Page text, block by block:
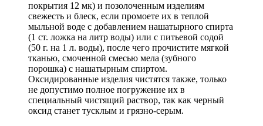
покрытия 12 мк) и позолоченным изделиям
свежесть и блеск, если промоете их в теплой
мыльной воде с добавлением нашатырного спирта
(1 ст. ложка на литр воды) или с питьевой содой
(50 г. на 1 л. воды), после чего прочистите мягкой
тканью, смоченной смесью мела (зубного
порошка) с нашатырным спиртом.
Оксидированные изделия чистятся также, только
не допустимо полное погружение их в
специальный чистящий раствор, так как черный
оксид станет тусклым и грязно-серым.